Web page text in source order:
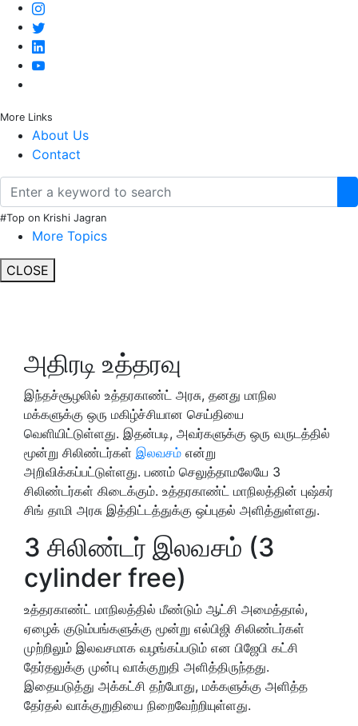
More Links
About Us
Contact
#Top on Krishi Jagran
More Topics
CLOSE
அதிரடி உத்தரவு
இந்தச்சூழலில் உத்தரகாண்ட் அரசு, தனது மாநில
மக்களுக்கு ஒரு மகிழ்ச்சியான செய்தியை
வெளியிட்டுள்ளது. இதன்படி, அவர்களுக்கு ஒரு வருடத்தில்
மூன்று சிலிண்டர்கள் இலவசம் என்று
அறிவிக்கப்பட்டுள்ளது. பணம் செலுத்தாமலேயே 3
சிலிண்டர்கள் கிடைக்கும். உத்தரகாண்ட் மாநிலத்தின் புஷ்கர்
சிங் தாமி அரசு இத்திட்டத்துக்கு ஒப்புதல் அளித்துள்ளது.
3 சிலிண்டர் இலவசம் (3
cylinder free)
உத்தரகாண்ட் மாநிலத்தில் மீண்டும் ஆட்சி அமைத்தால்,
ஏழைக் குடும்பங்களுக்கு மூன்று எல்பிஜி சிலிண்டர்கள்
முற்றிலும் இலவசமாக வழங்கப்படும் என பிஜேபி கட்சி
தேர்தலுக்கு முன்பு வாக்குறுதி அளித்திருந்தது.
இதையடுத்து அக்கட்சி தற்போது, மக்களுக்கு அளித்த
தேர்தல் வாக்குறுதியை நிறைவேற்றியுள்ளது.